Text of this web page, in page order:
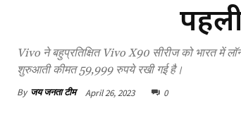
Vivo ने बहुप्रतिक्षित Vivo X90 सीरीज को भारत में
शुरुआती कीमत 59,999 रुपये रखी गई है।
By जय जनता टीम April 26, 2023 0